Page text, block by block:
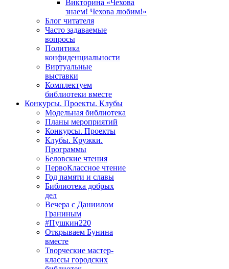
Викторина «Чехова
знаем! Чехова любим!»
Блог читателя
Часто задаваемые
вопросы
Политика
конфиденциальности
Виртуальные
выставки
Комплектуем
библиотеки вместе
Конкурсы. Проекты. Клубы
Модельная библиотека
Планы мероприятий
Конкурсы. Проекты
Клубы. Кружки.
Программы
Беловские чтения
ПервоКлассное чтение
Год памяти и славы
Библиотека добрых
дел
Вечера с Даниилом
Граниным
#Пушкин220
Открываем Бунина
вместе
Творческие мастер-
классы городских